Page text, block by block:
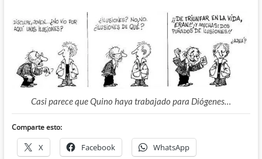
Casi parece que Quino haya trabajado para Diógenes…
Comparte esto:
X Facebook WhatsApp